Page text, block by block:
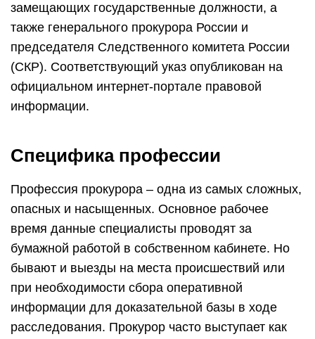
замещающих государственные должности, а
также генерального прокурора России и
председателя Следственного комитета России
(СКР). Соответствующий указ опубликован на
официальном интернет-портале правовой
информации.
Специфика профессии
Профессия прокурора – одна из самых сложных,
опасных и насыщенных. Основное рабочее
время данные специалисты проводят за
бумажной работой в собственном кабинете. Но
бывают и выезды на места происшествий или
при необходимости сбора оперативной
информации для доказательной базы в ходе
расследования. Прокурор часто выступает как